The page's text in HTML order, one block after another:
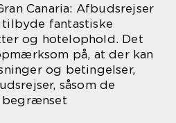
Canaria: Afbudsrejser
tilbyde fantastiske
og hotelophold. Det
på, at der kan
og betingelser,
såsom de
begrænset